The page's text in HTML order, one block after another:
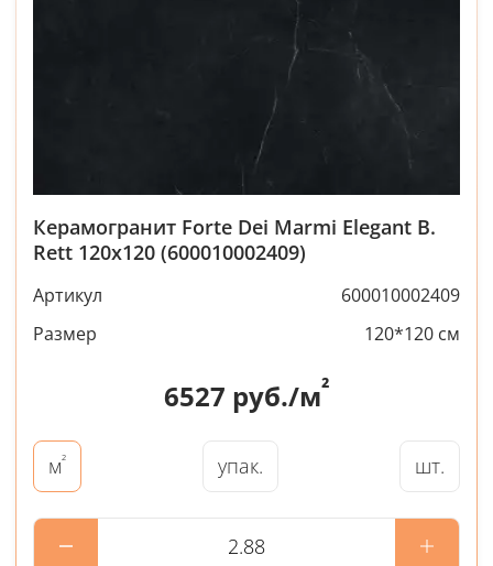
Керамогранит Forte Dei Marmi Elegant B.
Rett 120x120 (600010002409)
Артикул
600010002409
Размер
120*120 см
6527 руб./м²
м² упак. шт.